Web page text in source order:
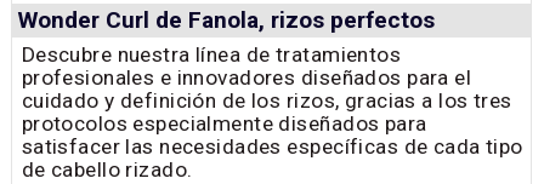
Wonder Curl de Fanola, rizos perfectos
Descubre nuestra línea de tratamientos
profesionales e innovadores diseñados para el
cuidado y definición de los rizos, gracias a los tres
protocolos especialmente diseñados para
satisfacer las necesidades específicas de cada tipo
de cabello rizado.